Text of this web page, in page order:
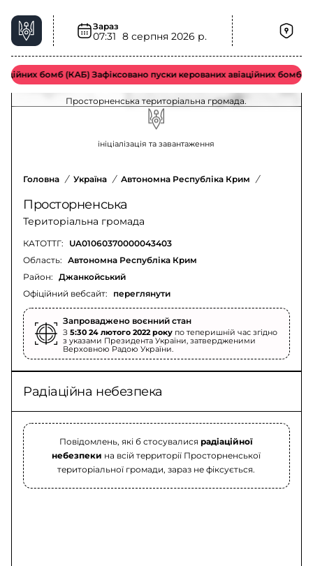
Зараз
07:31 8 серпня 2026 р.
бомб (КАБ) Зафіксовано пуски керованих авіаційних бомб
Радіаційна небезпека у Просторненська
територіальна громада – актуальна ситуація
Оновлення щодо радіаційної небезпеки у
Просторненська територіальна громада.
ініціалізація та завантаження
Головна / Україна / Автономна Республіка Крим /
Просторненська
Територіальна громада
КАТОТТГ: UA01060370000043403
Офіційний вебсайт: переглянути
Область: Автономна Республіка Крим
Район: Джанкойський
Запроваджено воєнний стан
З 5:30 24 лютого 2022 року по теперишній час згідно
з указами Президента України, затвердженими
Верховною Радою України.
Радіаційна небезпека
Повідомлень, які б стосувалисярадіаційної
небезпеки на всій территорії Просторненської
територіальної громади, зараз не фіксується.